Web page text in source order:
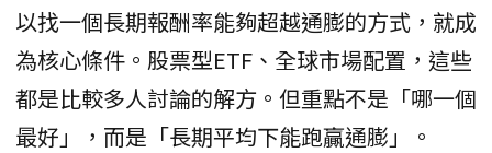
以找一個長期報酬率能夠超越通膨的方式，就成
為核心條件。股票型ETF、全球市場配置，這些
都是比較多人討論的解方。但重點不是「哪一個
最好」，而是「長期平均下能跑贏通膨」。